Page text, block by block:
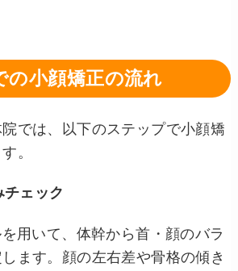
の小顔矯正の流れ
では、以下のステップで小顔矯
。
ェック
用いて、体幹から首・顔のバラ
ます。顔の左右差や骨格の傾き